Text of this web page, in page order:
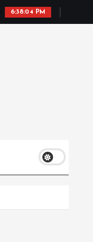
6:38:05 PM